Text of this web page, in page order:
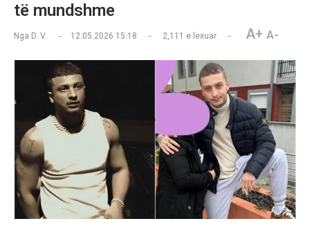
të mundshme
Nga D. V. 12.05.2026 15:18 2,111 e lexuar A+ A-